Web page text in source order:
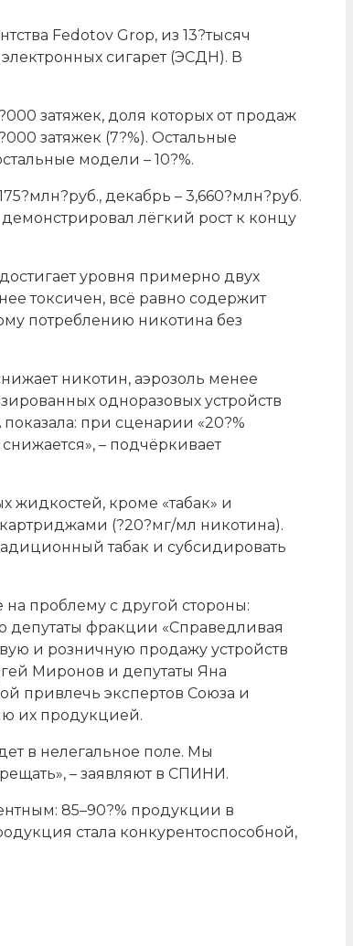
Fedotov Grop, из 13?тысяч
сигарет (ЭСДН). В
затяжек, доля которых от продаж
затяжек (7?%). Остальные
модели – 10?%.
декабрь – 3,660?млн?руб.
лёгкий рост к концу
уровня примерно двух
токсичен, всё равно содержит
потреблению никотина без
никотин, аэрозоль менее
одноразовых устройств
при сценарии «20?%
– подчёркивает
жидкостей, кроме «табак» и
(?20?мг/мл никотина).
табак и субсидировать
проблему с другой стороны:
депутаты фракции «Справедливая
и розничную продажу устройств
Миронов и депутаты Яна
привлечь экспертов Союза и
их продукцией.
в нелегальное поле. Мы
– заявляют в СПИНИ.
85–90?% продукции в
стала конкурентоспособной,